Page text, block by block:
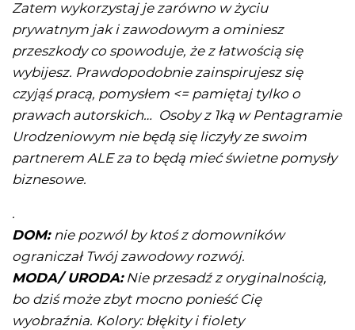
Zatem wykorzystaj je zarówno w życiu
prywatnym jak i zawodowym a ominiesz
przeszkody co spowoduje, że z łatwością się
wybijesz. Prawdopodobnie zainspirujesz się
czyjąś pracą, pomysłem <= pamiętaj tylko o
prawach autorskich… Osoby z 1ką w Pentagramie
Urodzeniowym nie będą się liczyły ze swoim
partnerem ALE za to będą mieć świetne pomysły
biznesowe.
.
DOM: nie pozwól by ktoś z domowników
ograniczał Twój zawodowy rozwój.
MODA/ URODA:Nie przesadź z oryginalnością,
bo dziś może zbyt mocno ponieść Cię
wyobraźnia. Kolory: błękity i fiolety